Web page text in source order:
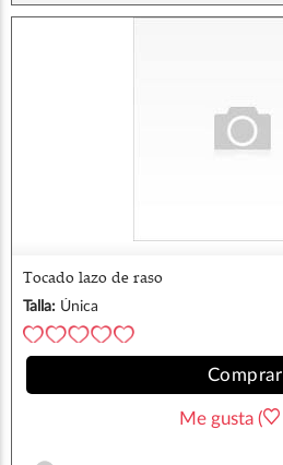
Tocado lazo de raso
Talla: Única
Comprar
Me gusta (